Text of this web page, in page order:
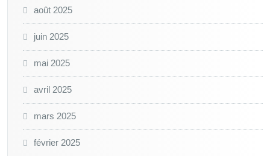
août 2025
juin 2025
mai 2025
avril 2025
mars 2025
février 2025